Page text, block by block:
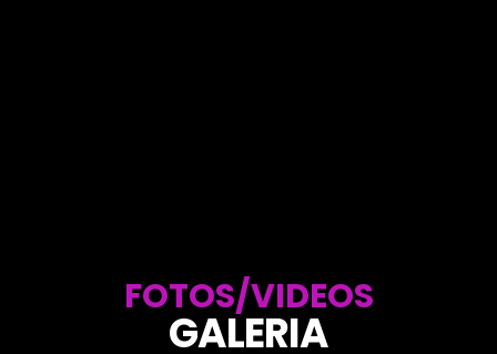
FOTOS/VIDEOS
GALERIA